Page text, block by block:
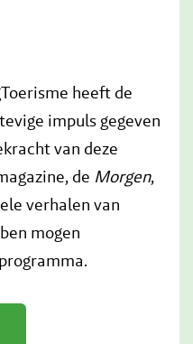
heeft de
impuls gegeven
van deze
de Morgen,
verhalen van
mogen